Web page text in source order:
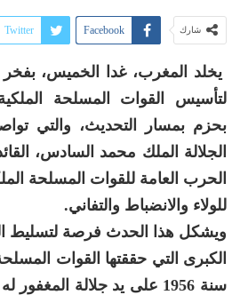
شارك Facebook
Twitter
لتأسيس القوات المسلحة
بحزم بمسار التحديث، والتي
الجلالة الملك محمد السادس،
الحرب العامة للقوات المسلحة
للولاء والانضباط والتفاني.
ويشكل هذا الحدث فرصة لتسليط
الكبرى التي حققتها القوات
سنة 1956 على يد جلالة